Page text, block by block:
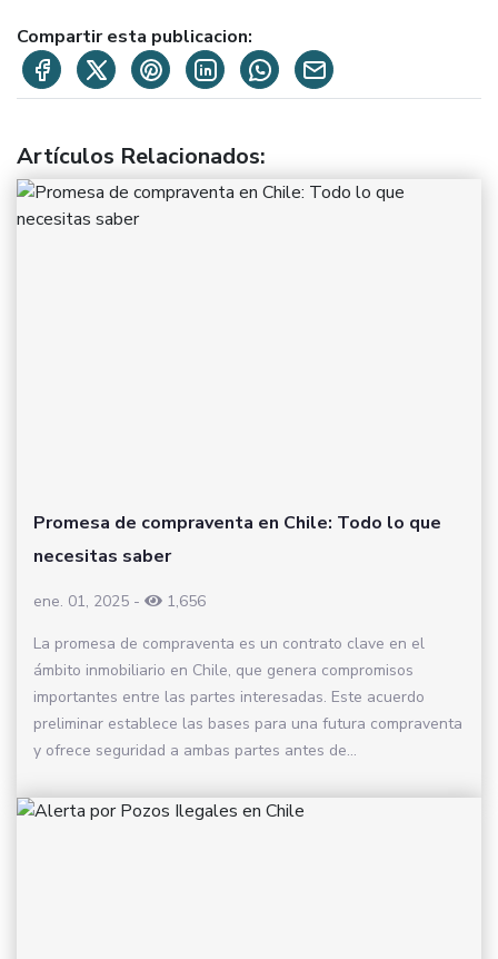
Compartir esta publicacion:
Artículos Relacionados:
Promesa de compraventa en Chile: Todo lo que
necesitas saber
ene. 01, 2025 -
1,656
La promesa de compraventa es un contrato clave en el
ámbito inmobiliario en Chile, que genera compromisos
importantes entre las partes interesadas. Este acuerdo
preliminar establece las bases para una futura compraventa
y ofrece seguridad a ambas partes antes de...